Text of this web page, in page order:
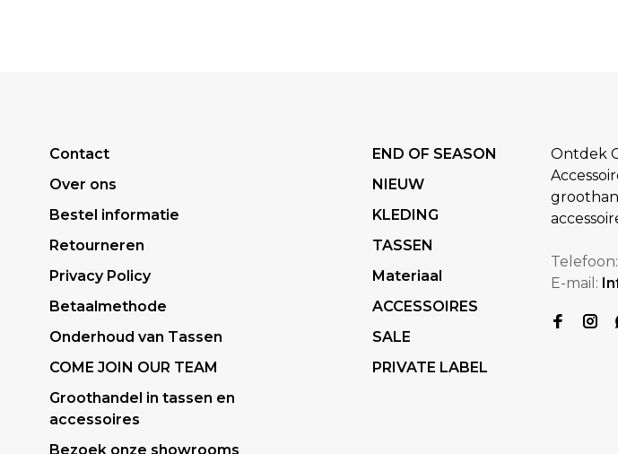
Contact
Over ons
Bestel informatie
Retourneren
Privacy Policy
Betaalmethode
Onderhoud van Tassen
COME JOIN OUR TEAM
Groothandel in tassen en
accessoires
Bezoek onze showrooms
END OF SEASON
NIEUW
KLEDING
TASSEN
Materiaal
ACCESSOIRES
SALE
PRIVATE LABEL
Ontdek
Telefoon:
E-mail: